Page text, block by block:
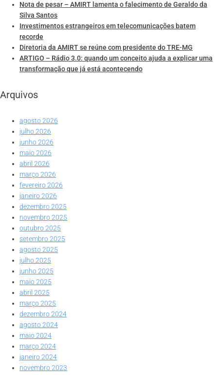
Nota de pesar – AMIRT lamenta o falecimento de Geraldo da
Silva Santos
Investimentos estrangeiros em telecomunicações batem
recorde
Diretoria da AMIRT se reúne com presidente do TRE-MG
ARTIGO – Rádio 3.0: quando um conceito ajuda a explicar uma
transformação que já está acontecendo
Arquivos
agosto 2026
julho 2026
junho 2026
maio 2026
abril 2026
março 2026
fevereiro 2026
janeiro 2026
dezembro 2025
novembro 2025
outubro 2025
setembro 2025
agosto 2025
julho 2025
junho 2025
maio 2025
abril 2025
março 2025
dezembro 2024
agosto 2024
maio 2024
março 2024
janeiro 2024
novembro 2023